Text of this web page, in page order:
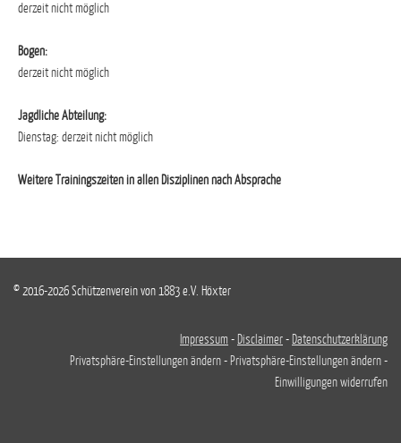
derzeit nicht möglich
Bogen:
derzeit nicht möglich
Jagdliche Abteilung:
Dienstag: derzeit nicht möglich
Weitere Trainingszeiten in allen Disziplinen nach Absprache
© 2016-2026 Schützenverein von 1883 e.V. Höxter
Impressum - Disclaimer- Datenschutzerklärung
Privatsphäre-Einstellungen ändern- Privatsphäre-Einstellungen ändern-
Einwilligungen widerrufen